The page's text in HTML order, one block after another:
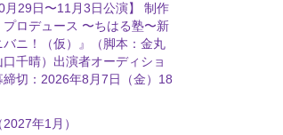
月29日〜11月3日公演】 制作
プロデュース 〜ちはる塾〜新
ニ！（仮）』（脚本：金丸
千晴）出演者オーディショ
締切：2026年8月7日（金）18
年1月）